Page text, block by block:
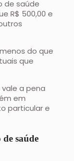
de saúde
R$ 500,00 e
do que
que
a pena
em
particular e
saúde